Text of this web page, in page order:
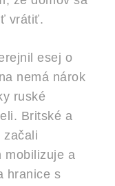
vrátiť.
esej o
nemá nárok
ruské
Britské a
začali
mobilizuje a
hranice s